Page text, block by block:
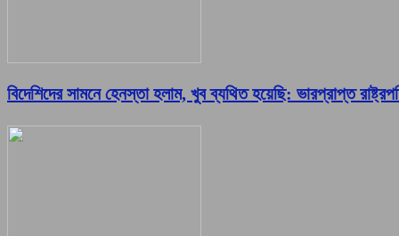
বিদেশিদের সামনে হেনস্তা হলাম, খুব ব্যথিত হয়েছি: ভারপ্রাপ্ত